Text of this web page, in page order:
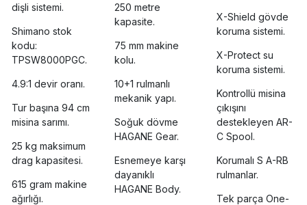
dişli sistemi.
Shimano stok
kodu:
TPSW8000PGC.
4.9:1 devir oranı.
Tur başına 94 cm
misina sarımı.
25 kg maksimum
drag kapasitesi.
615 gram makine
ağırlığı.
250 metre
kapasite.
75 mm makine
kolu.
10+1 rulmanlı
mekanik yapı.
Soğuk dövme
HAGANE Gear.
Esnemeye karşı
dayanıklı
HAGANE Body.
X-Shield gövde
koruma sistemi.
X-Protect su
koruma sistemi.
Kontrollü misina
çıkışını
destekleyen AR-
C Spool.
Korumalı S A-RB
rulmanlar.
Tek parça One-